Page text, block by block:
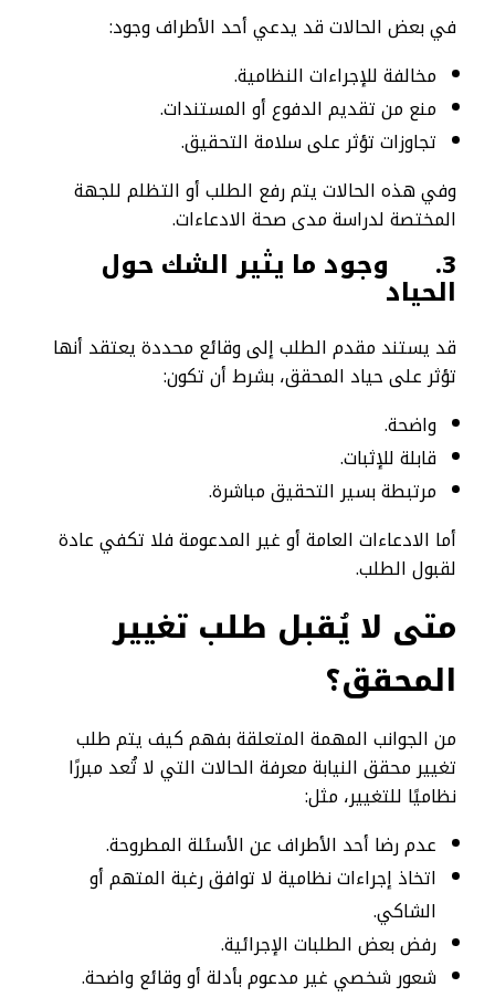
في بعض الحالات قد يدعي أحد الأطراف وجود:
مخالفة للإجراءات النظامية.
منع من تقديم الدفوع أو المستندات.
تجاوزات تؤثر على سلامة التحقيق.
وفي هذه الحالات يتم رفع الطلب أو التظلم للجهة
المختصة لدراسة مدى صحة الادعاءات.
3. وجود ما يثير الشك حول
الحياد
قد يستند مقدم الطلب إلى وقائع محددة يعتقد أنها
تؤثر على حياد المحقق، بشرط أن تكون:
واضحة.
قابلة للإثبات.
مرتبطة بسير التحقيق مباشرة.
أما الادعاءات العامة أو غير المدعومة فلا تكفي عادة
لقبول الطلب.
متى لا يُقبل طلب تغيير
المحقق؟
من الجوانب المهمة المتعلقة بفهم كيف يتم طلب
تغيير محقق النيابة معرفة الحالات التي لا تُعد مبررًا
نظاميًا للتغيير، مثل:
عدم رضا أحد الأطراف عن الأسئلة المطروحة.
اتخاذ إجراءات نظامية لا توافق رغبة المتهم أو
الشاكي.
رفض بعض الطلبات الإجرائية.
شعور شخصي غير مدعوم بأدلة أو وقائع واضحة.